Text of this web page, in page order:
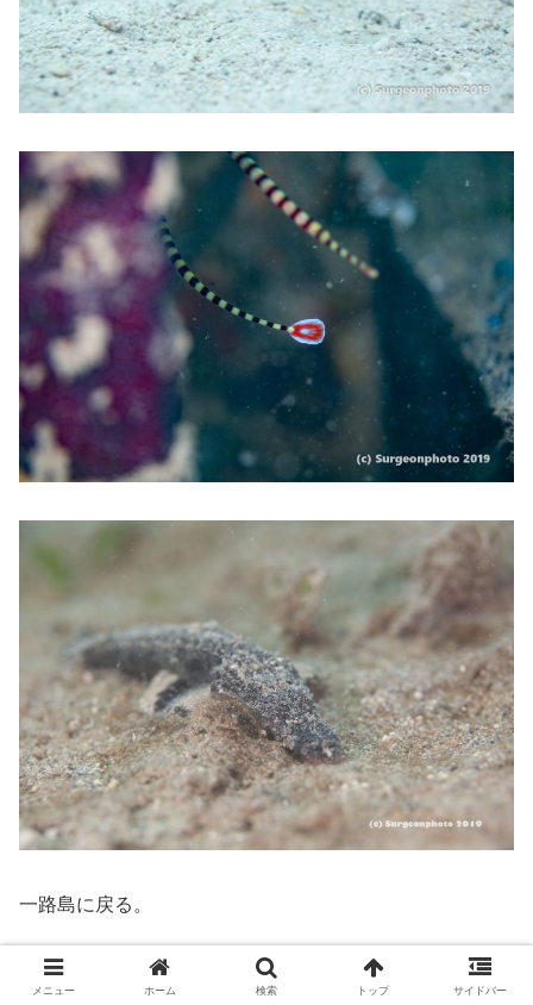
一路島に戻る。
4本目：ハウスリーフ
メニュー ホーム 検索 トップ サイドバー